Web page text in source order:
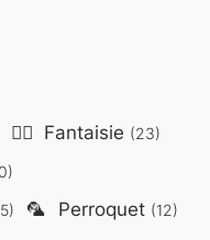
🧙‍♂️ Fantaisie (23)
🦜 Perroquet (12)